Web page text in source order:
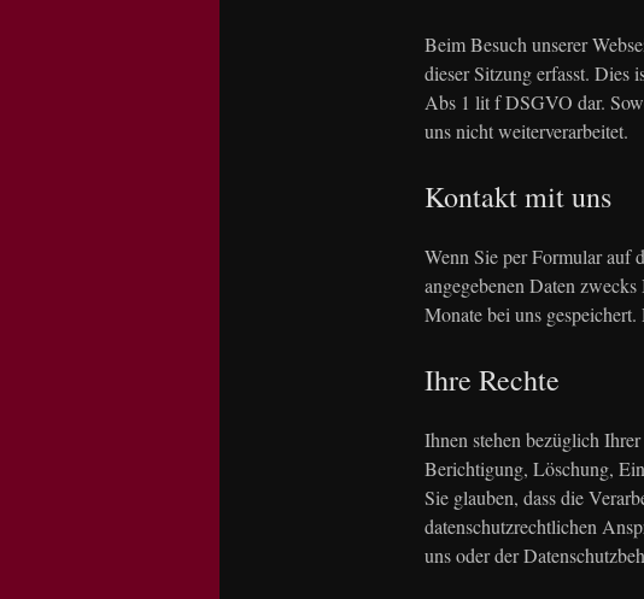
Beim Besuch unserer
dieser Sitzung erfasst. Dies
Abs 1 lit f DSGVO dar.
uns nicht weiterverarbeitet.
Kontakt mit uns
Wenn Sie per Formular auf
angegebenen Daten
Monate bei uns
Ihre Rechte
Ihnen stehen bezüglich
Berichtigung, Löschung,
Sie glauben, dass die
datenschutzrechtlichen
uns oder der